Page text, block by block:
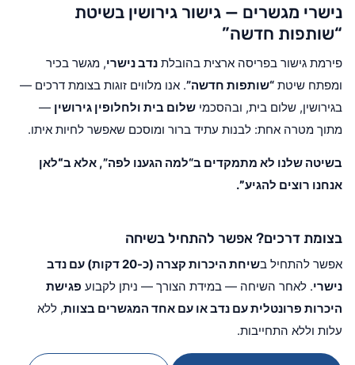
נישרי מגשרים — גישור גירושין בשיטת
“שותפות חדשה”
פירמת גישור בפריסה ארצית בהובלת נדב נישרי, מגשר בכיר
ומפתח שיטת “שותפות חדשה”. אנו מלווים זוגות בצומת דרכים —
בגירושין, שלום בית, ובהסכמי שלום בית ולחלופין גירושין —
מתוך מטרה אחת: לבנות עתיד ברור ומוסכם שאפשר לחיות איתו.
בשיטה שלנו לא מתמקדים ב“למה הגענו לפה”, אלא ב“לאן
אנחנו רוצים להגיע”.
בצומת דרכים? אפשר להתחיל בשיחה
אפשר להתחיל ב
שיחת היכרות קצרה (כ-20 דקות) עם נדב
נישרי. לאחר השיחה — במידת הצורך — ניתן לקבוע פגישת
היכרות פרונטלית עם נדב או עם אחד המגשרים בצוות, ללא
עלות וללא התחייבות.